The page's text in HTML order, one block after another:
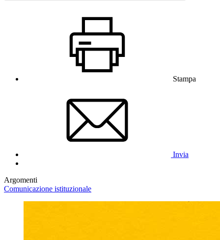
Stampa
Invia
Argomenti
Comunicazione istituzionale